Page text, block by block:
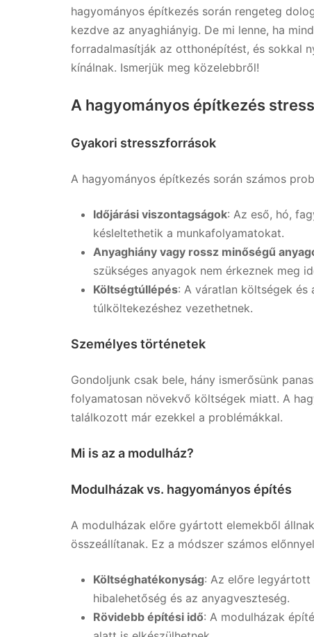
hagyományos építkezés során rengeteg
kezdve az anyaghiányig. De mi lenne, ha
forradalmasítják az otthonépítést, és sokkal
kínálnak. Ismerjük meg közelebbről!
A hagyományos építkezés
Gyakori stresszforrások
A hagyományos építkezés során számos
Időjárási viszontagságok: Az eső, hó,
késleltethetik a munkafolyamatokat.
Anyaghiány vagy rossz minőségű
szükséges anyagok nem érkeznek meg
Költségtúllépés: A váratlan költségek és
túlköltekezéshez vezethetnek.
Személyes történetek
Gondoljunk csak bele, hány ismerősünk
folyamatosan növekvő költségek miatt. A
találkozott már ezekkel a problémákkal.
Mi is az a modulház?
Modulházak vs. hagyományos építés
A modulházak előre gyártott elemekből
összeállítanak. Ez a módszer számos
Költséghatékonyság: Az előre legyártott
hibalehetőség és az anyagveszteség.
Rövidebb építési idő: A modulházak